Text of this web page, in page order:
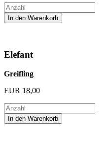
Elefant
Greifling
EUR 18,00